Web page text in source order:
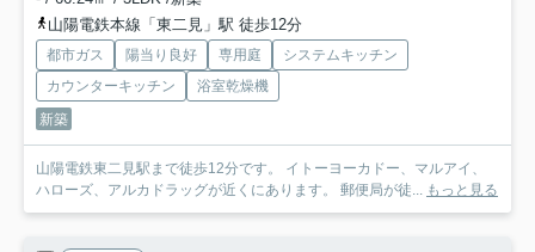
山陽電鉄本線「東二見」駅 徒歩12分
都市ガス 陽当り良好 専用庭
システムキッチン
カウンターキッチン
浴室乾燥機
新築
山陽電鉄東二見駅まで徒歩12分です。 イトーヨーカドー、マルアイ、
ハローズ、アルカドラッグが近くにあります。 郵便局が徒... もっと見る